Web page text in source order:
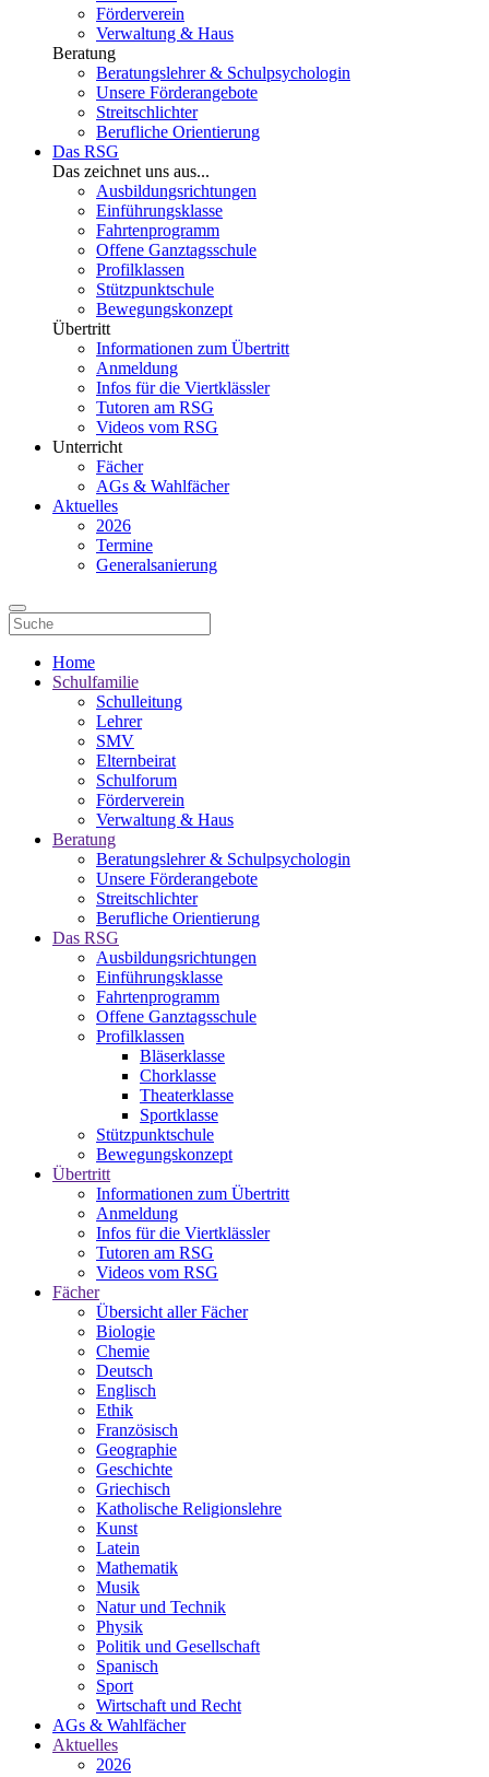
Förderverein
Verwaltung & Haus
Beratung
Beratungslehrer & Schulpsychologin
Unsere Förderangebote
Streitschlichter
Berufliche Orientierung
Das RSG
Das zeichnet uns aus...
Ausbildungsrichtungen
Einführungsklasse
Fahrtenprogramm
Offene Ganztagsschule
Profilklassen
Stützpunktschule
Bewegungskonzept
Übertritt
Informationen zum Übertritt
Anmeldung
Infos für die Viertklässler
Tutoren am RSG
Videos vom RSG
Unterricht
Fächer
AGs & Wahlfächer
Aktuelles
2026
Termine
Generalsanierung
Home
Schulfamilie
Schulleitung
Lehrer
SMV
Elternbeirat
Schulforum
Förderverein
Verwaltung & Haus
Beratung
Beratungslehrer & Schulpsychologin
Unsere Förderangebote
Streitschlichter
Berufliche Orientierung
Das RSG
Ausbildungsrichtungen
Einführungsklasse
Fahrtenprogramm
Offene Ganztagsschule
Profilklassen
Bläserklasse
Chorklasse
Theaterklasse
Sportklasse
Stützpunktschule
Bewegungskonzept
Übertritt
Informationen zum Übertritt
Anmeldung
Infos für die Viertklässler
Tutoren am RSG
Videos vom RSG
Fächer
Übersicht aller Fächer
Biologie
Chemie
Deutsch
Englisch
Ethik
Französisch
Geographie
Geschichte
Griechisch
Katholische Religionslehre
Kunst
Latein
Mathematik
Musik
Natur und Technik
Physik
Politik und Gesellschaft
Spanisch
Sport
Wirtschaft und Recht
AGs & Wahlfächer
Aktuelles
2026